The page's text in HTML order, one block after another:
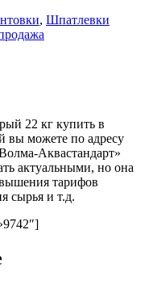
, Шпатлевки
22 кг купить в
вы можете по адресу
Аквастандарт»
актуальными, но она
тарифов
сырья и т.д.